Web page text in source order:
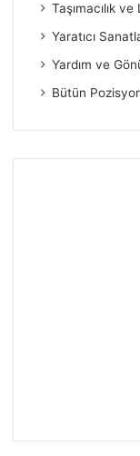
Taşımacılık
Yaratıcı
Yardım ve
Bütün